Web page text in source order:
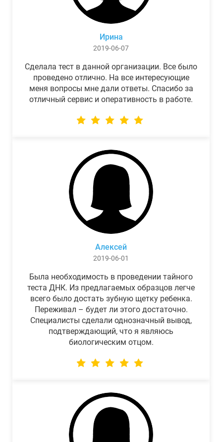
Ирина
2019-06-07
Сделала тест в данной организации. Все было
проведено отлично. На все интересующие
меня вопросы мне дали ответы. Спасибо за
отличный сервис и оперативность в работе.
Алексей
2019-06-01
Была необходимость в проведении тайного
теста ДНК. Из предлагаемых образцов легче
всего было достать зубную щетку ребенка.
Переживал – будет ли этого достаточно.
Специалисты сделали однозначный вывод,
подтверждающий, что я являюсь
биологическим отцом.